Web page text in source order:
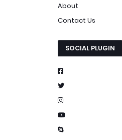
About
Contact Us
SOCIAL PLUGIN